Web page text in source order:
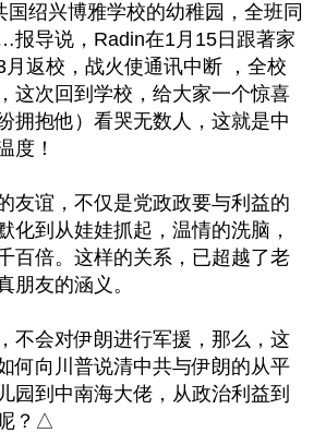
国绍兴博雅学校的幼稚园，全班同
导说，Radin在1月15日跟著家
月返校，战火使通讯中断 ，全校
这次回到学校，给大家一个惊喜
拥抱他）看哭无数人，这就是中
度！
友谊，不仅是党政政要与利益的
化到从娃娃抓起，温情的洗脑，
百倍。这样的关系，已超越了老
朋友的涵义。
不会对伊朗进行军援，那么，这
何向川普说清中共与伊朗的从平
园到中南海大佬，从政治利益到